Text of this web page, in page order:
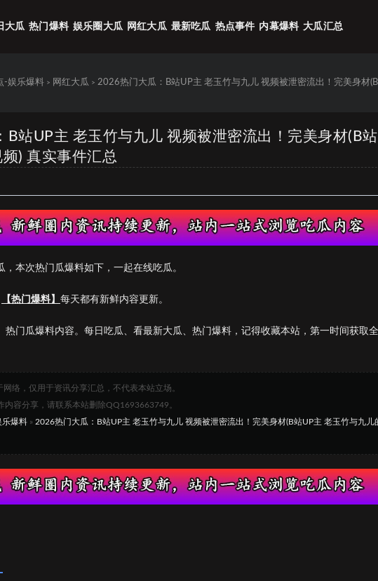
大瓜 热门爆料 娱乐圈大瓜 网红大瓜 最新吃瓜 热点事件 内幕爆料 大瓜汇总
-娱乐爆料 > 网红大瓜 > 2026热门大瓜：B站UP主 老玉竹与九儿 视频被泄密流出！完美身材
B站UP主 老玉竹与九儿 视频被泄密流出！完美身材(B
) 真实事件汇总
本次热门瓜爆料如下，一起在线吃瓜。
【热门爆料】 每天都有新鲜内容更新。
热门瓜爆料内容。每日吃瓜、看最新大瓜、热门爆料，记得收藏本站，第一时间获取
络，仅用于资讯分享汇总，不代表本站立场。
内容分享，请联系本站删除QQ1693663749。
乐爆料 » 2026热门大瓜：B站UP主 老玉竹与九儿 视频被泄密流出！完美身材(B站UP主 老玉竹与九儿